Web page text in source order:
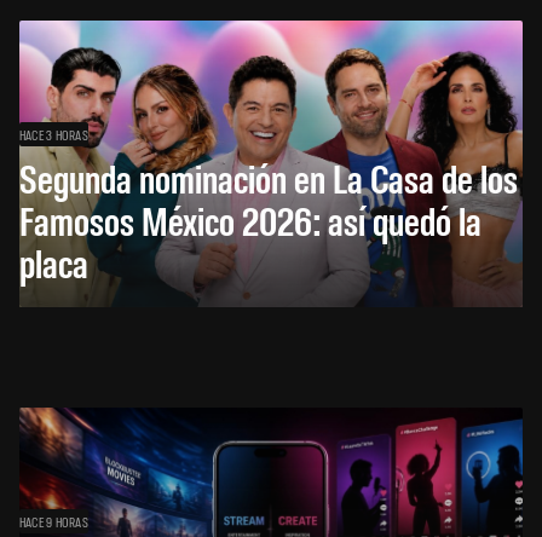
HACE 3 HORAS
Segunda nominación en La Casa de los
Famosos México 2026: así quedó la
placa
HACE 9 HORAS